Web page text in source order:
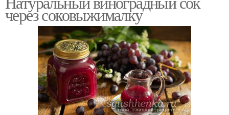
через соковыжималку